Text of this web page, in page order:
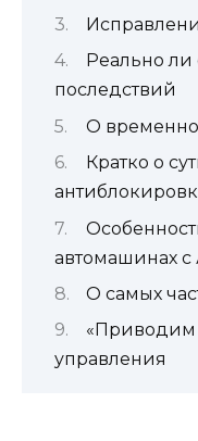
Реально ли
последствий
О
Кратко о
автомашинах
О самых
«Приводим
управления